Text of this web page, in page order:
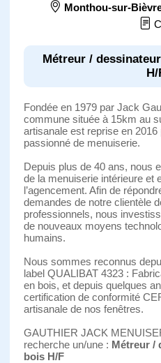
Monthou-sur-
Métreur /
H/
Fondée en 1979 par Jack
commune située à 15km au
artisanale est reprise en
passionné de menuiserie.
Depuis plus de 40 ans, nous
de la menuiserie intérieure et
l’agencement. Afin de
demandes de notre clientèle
professionnels, nous
de nouveaux moyens
humains.
Nous sommes reconnus
label QUALIBAT 4323 :
en bois, et depuis quelques
certification de conformité
artisanale de nos fenêtres.
GAUTHIER JACK
recherche un/une : Métreur /
bois H/F